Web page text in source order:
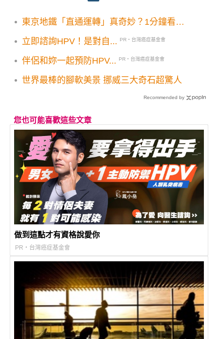
東京地鐵「直通運轉」真奇妙？1分鐘看懂
立即諮詢HPV！是對自...
PR・台灣癌症基金會
伴侶和妳一起預防HPV... PR・台灣癌症基金會
世界最棒的腳軟美景 挪威三大奇石超驚人
Recommended by
您也可能喜歡這些文章
做到這點才有資格說愛你
PR・台灣癌症基金會